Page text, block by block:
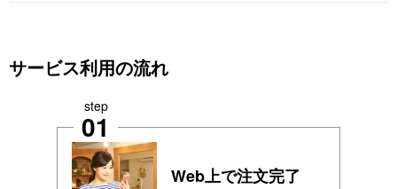
サービス利用の流れ
step
01
Web上で注文完了